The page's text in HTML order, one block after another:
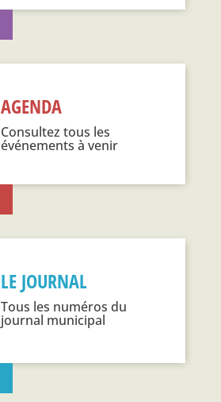
AGENDA
Consultez tous les
événements à venir
LE JOURNAL
Tous les numéros du
journal municipal